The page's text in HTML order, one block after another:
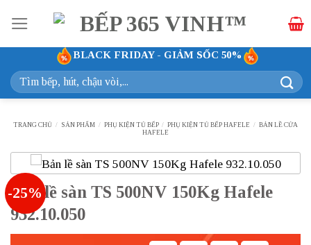
qua
nội
dung
BLACK FRIDAY - GIẢM SỐC 50%
Tìm
kiếm:
TRANG CHỦ / SẢN PHẨM / PHỤ KIỆN TỦ BẾP / PHỤ KIỆN TỦ BẾP HAFELE / BẢN LỀ CỬA
HAFELE
-25%
Bản lề sàn TS 500NV 150Kg Hafele
932.10.050